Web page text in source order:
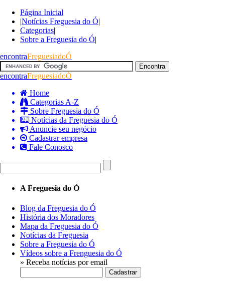
Página Inicial
|Notícias Freguesia do Ó|
Categorias|
Sobre a Freguesia do Ó|
encontraFreguesiadoÓ
encontraFreguesiadoÓ
Home
Categorias A-Z
Sobre Freguesia do Ó
Notícias da Freguesia do Ó
Anuncie seu negócio
Cadastrar empresa
Fale Conosco
A Freguesia do Ó
Blog da Freguesia do Ó
História dos Moradores
Mapa da Freguesia do Ó
Notícias da Freguesia
Sobre a Freguesia do Ó
Vídeos sobre a Frenguesia do Ó
» Receba notícias por email